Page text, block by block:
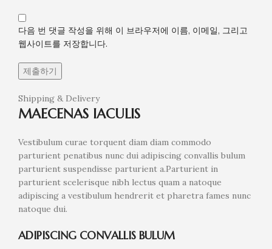
다음 번 댓글 작성을 위해 이 브라우저에 이름, 이메일, 그리고
웹사이트를 저장합니다.
Shipping & Delivery
MAECENAS IACULIS
Vestibulum curae torquent diam diam commodo
parturient penatibus nunc dui adipiscing convallis bulum
parturient suspendisse parturient a.Parturient in
parturient scelerisque nibh lectus quam a natoque
adipiscing a vestibulum hendrerit et pharetra fames nunc
natoque dui.
ADIPISCING CONVALLIS BULUM